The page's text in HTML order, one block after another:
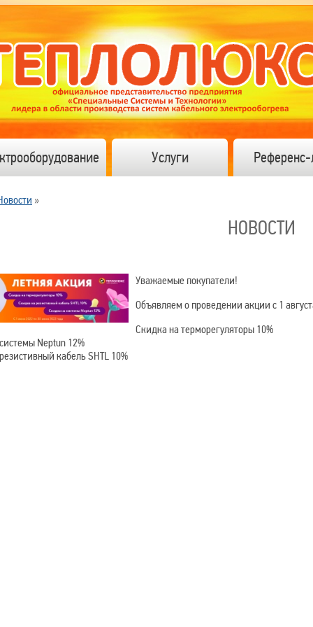
Услуги Референс-
»
НОВОСТИ
Уважаемые покупатели!
Объявляем о проведении акции с 1
Скидка на терморегуляторы 10%
Neptun 12%
кабель SHTL 10%